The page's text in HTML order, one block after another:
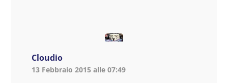
Cloudio
13 Febbraio 2015 alle 07:49